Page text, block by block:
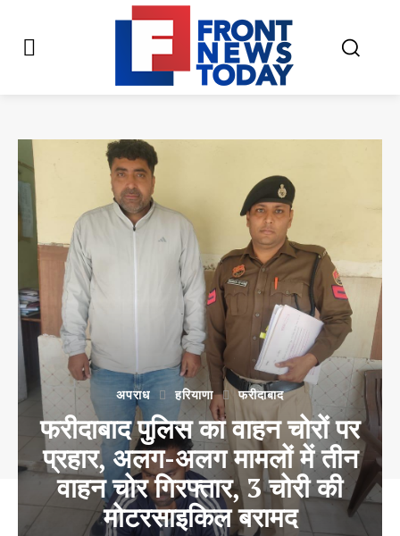
अपराध हरियाणा फरीदाबाद
फरीदाबाद पुलिस का वाहन चोरों पर
प्रहार, अलग-अलग मामलों में तीन
वाहन चोर गिरफ्तार, 3 चोरी की
मोटरसाइकिल बरामद